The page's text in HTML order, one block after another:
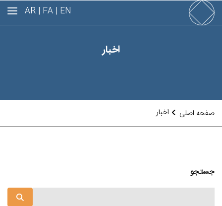
EN |
FA |
AR
اخبار
صفحه اصلی اخبار
جستجو